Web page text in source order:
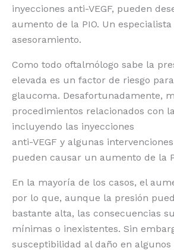
inyecciones anti-VEGF, pueden
aumento de la PIO. Un
asesoramiento.
Como todo oftalmólogo sabe la
elevada es un factor de riesgo
glaucoma. Desafortunadamente,
procedimientos relacionados con
incluyendo las inyecciones
anti-VEGF y algunas
pueden causar un aumento de la
En la mayoría de los casos, el
por lo que, aunque la presión
bastante alta, las consecuencias
mínimas o inexistentes. Sin
susceptibilidad al daño en